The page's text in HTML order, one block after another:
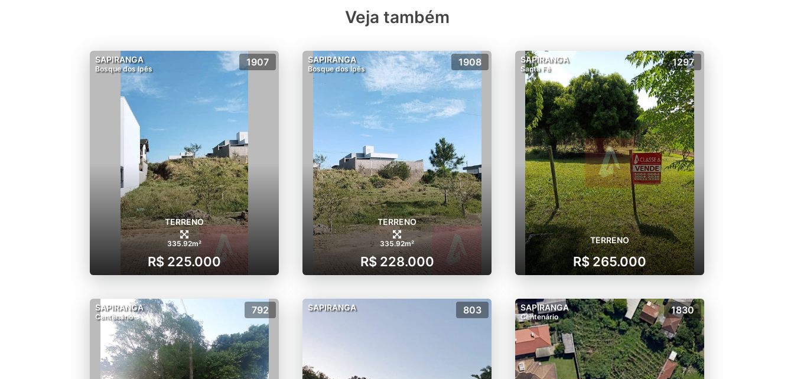
Veja também
SAPIRANGA
Bosque dos Ipês
1907
TERRENO
335.92m²
R$ 225.000
SAPIRANGA
Bosque dos Ipês
1908
TERRENO
335.92m²
R$ 228.000
SAPIRANGA
Santa Fé
1297
TERRENO
R$ 265.000
SAPIRANGA
Centenário
792 SAPIRANGA 803 SAPIRANGA
Centenário
1830